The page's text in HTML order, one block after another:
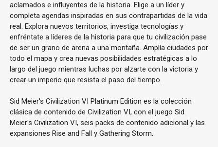
aclamados e influyentes de la historia. Elige a un líder y
completa agendas inspiradas en sus contrapartidas de la vida
real. Explora nuevos territorios, investiga tecnologías y
enfréntate a líderes de la historia para que tu civilización pase
de ser un grano de arena a una montaña. Amplía ciudades por
todo el mapa y crea nuevas posibilidades estratégicas a lo
largo del juego mientras luchas por alzarte con la victoria y
crear un imperio que resista el paso del tiempo.
Sid Meier's Civilization VI Platinum Edition es la colección
clásica de contenido de Civilization VI, con el juego Sid
Meier's Civilization VI, seis packs de contenido adicional y las
expansiones Rise and Fall y Gathering Storm.